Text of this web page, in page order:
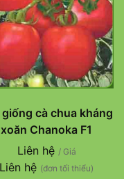
giống cà chua kháng
xoăn Chanoka F1
Liên hệ / Giá
Liên hệ (đơn tối thiểu)